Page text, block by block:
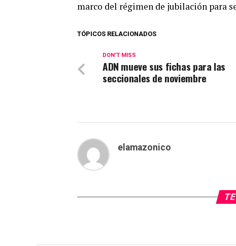
marco del régimen de jubilación para
TÓPICOS RELACIONADOS
DON'T MISS
ADN mueve sus fichas para las
seccionales de noviembre
elamazonico